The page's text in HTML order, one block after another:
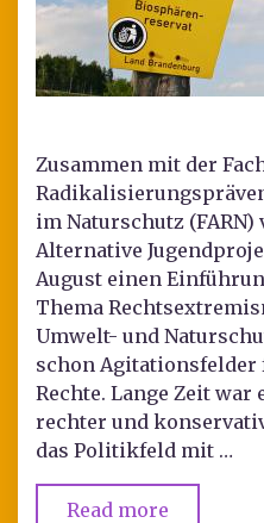
Zusammen mit der
im Naturschutz (FARN)
Alternative
August einen
Thema
Umwelt- und
schon
Rechte. Lange Zeit war
rechter und
das Politikfeld mit …
Read more